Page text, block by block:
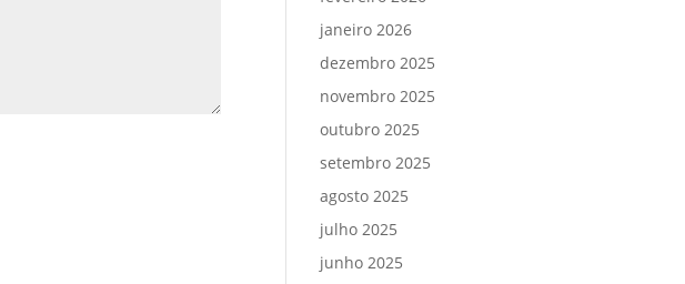
janeiro 2026
dezembro 2025
novembro 2025
outubro 2025
setembro 2025
agosto 2025
julho 2025
junho 2025